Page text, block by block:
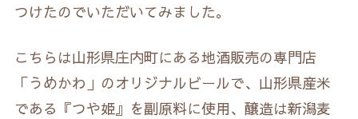
つけたのでいただいてみました。
こちらは山形県庄内町にある地酒販売の専門店
「うめかわ」のオリジナルビールで、山形県産米
である『つや姫』を副原料に使用、醸造は新潟麦